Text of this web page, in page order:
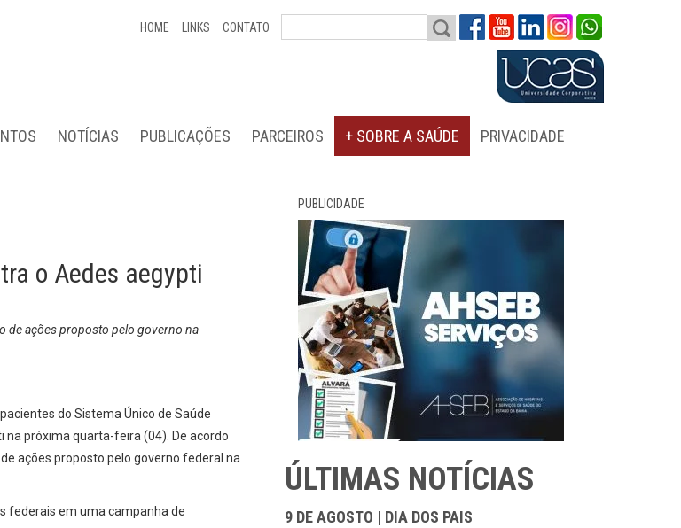
HOME LINKS CONTATO
NOTÍCIAS PUBLICAÇÕES PARCEIROS + SOBRE A SAÚDE PRIVACIDADE
o Aedes aegypti
de ações proposto pelo governo na
do Sistema Único de Saúde
na próxima quarta-feira (04). De acordo
ações proposto pelo governo federal na
federais em uma campanha de
PUBLICIDADE
ÚLTIMAS NOTÍCIAS
9 DE AGOSTO | DIA DOS PAIS